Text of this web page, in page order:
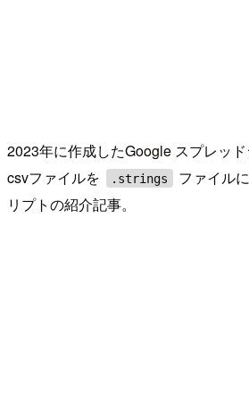
2023年に作成したGoogle スプレッ
csvファイルを
.strings
ファイル
リプトの紹介記事。